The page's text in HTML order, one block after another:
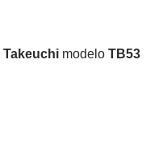
Takeuchi modelo TB53